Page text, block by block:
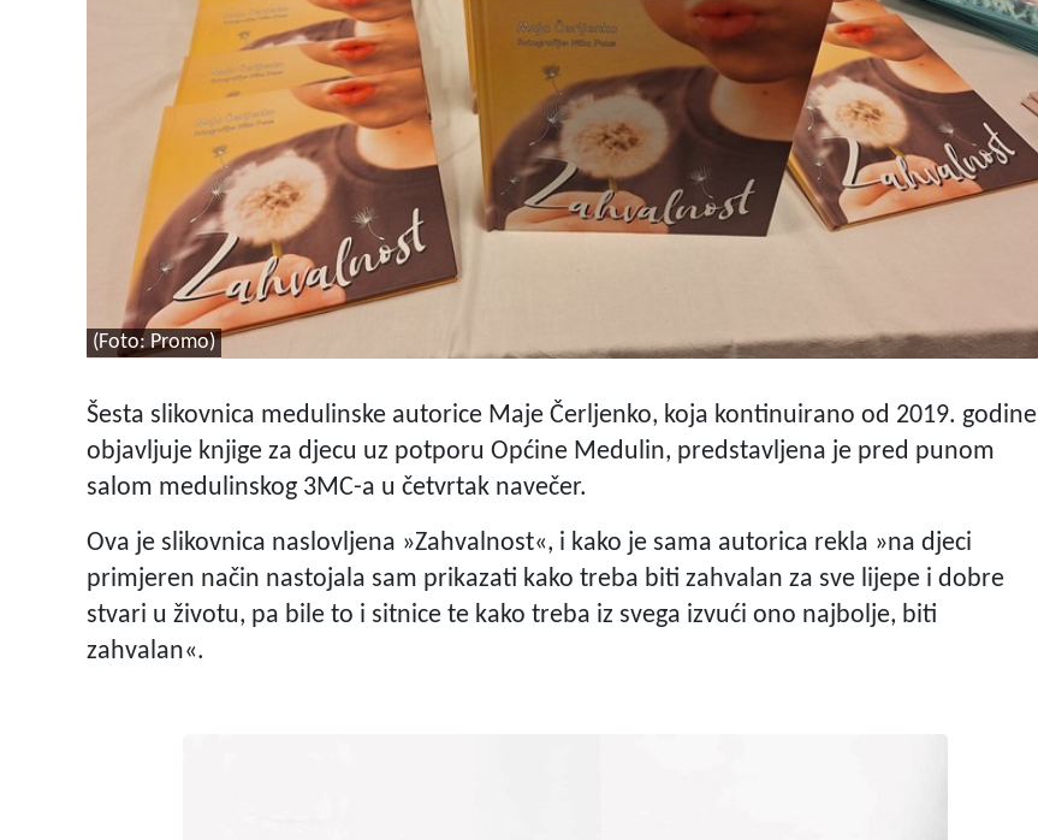
(Foto: Promo)
Šesta slikovnica medulinske autorice Maje Čerljenko, koja kontinuirano od 2019. godine
objavljuje knjige za djecu uz potporu Općine Medulin, predstavljena je pred punom
salom medulinskog 3MC-a u četvrtak navečer.
Ova je slikovnica naslovljena »Zahvalnost«, i kako je sama autorica rekla »na djeci
primjeren način nastojala sam prikazati kako treba biti zahvalan za sve lijepe i dobre
stvari u životu, pa bile to i sitnice te kako treba iz svega izvući ono najbolje, biti
zahvalan«.